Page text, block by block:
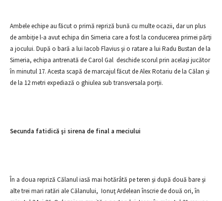
Ambele echipe au făcut o primă repriză bună cu multe ocazii, dar un plus
de ambiţie l-a avut echipa din Simeria care a fost la conducerea primei părţi
a jocului. După o bară a lui Iacob Flavius şi o ratare a lui Radu Bustan de la
Simeria, echipa antrenată de Carol Gal deschide scorul prin acelaşi jucător
în minutul 17. Acesta scapă de marcajul făcut de Alex Rotariu de la Călan şi
de la 12 metri expediază o ghiulea sub transversala porţii.
Secunda fatidică şi sirena de final a meciului
În a doua repriză Călanul iasă mai hotărâtă pe teren şi după două bare şi
alte trei mari ratări ale Călanului, Ionuţ Ardelean înscrie de două ori, în